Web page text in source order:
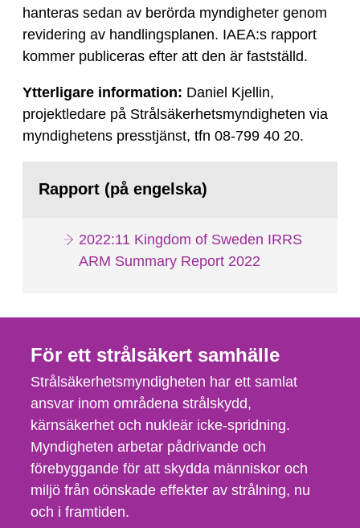
hanteras sedan av berörda myndigheter genom
revidering av handlingsplanen. IAEA:s rapport
kommer publiceras efter att den är fastställd.
Ytterligare information: Daniel Kjellin,
projektledare på Strålsäkerhetsmyndigheten via
myndighetens presstjänst, tfn 08-799 40 20.
Rapport (på engelska)
2022:11 Kingdom of Sweden IRRS
ARM Summary Report 2022
För ett strålsäkert samhälle
Strålsäkerhetsmyndigheten har ett samlat
ansvar inom områdena strålskydd,
kärnsäkerhet och nukleär icke-spridning.
Myndigheten arbetar pådrivande och
förebyggande för att skydda människor och
miljö från oönskade effekter av strålning, nu
och i framtiden.